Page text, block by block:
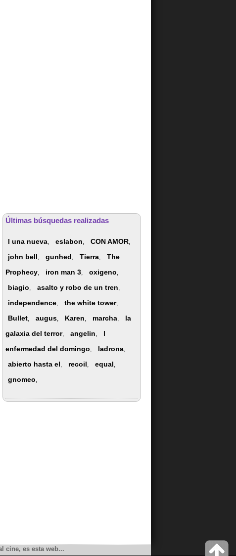
Últimas búsquedas realizadas
l una nueva, eslabon, CON AMOR,
john bell, gunhed, Tierra,
The
Prophecy, iron man 3, oxigeno,
biagio, asalto y robo de un tren,
independence, the white tower,
Bullet, augus, Karen, marcha,
la
galaxia del terror, angelin,
l
enfermedad del domingo, ladrona,
abierto hasta el, recoil, equal,
gnomeo,
cine, es esta web...